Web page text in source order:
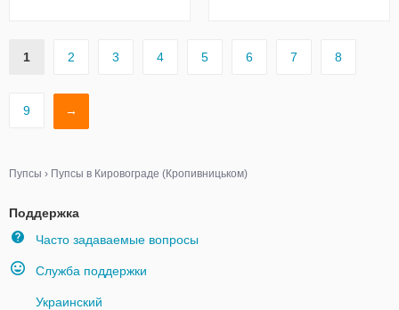
1 2 3 4 5 6 7 8
9 →
Пупсы › Пупсы в Кировограде (Кропивницьком)
Поддержка
Часто задаваемые вопросы
Служба поддержки
Украинский